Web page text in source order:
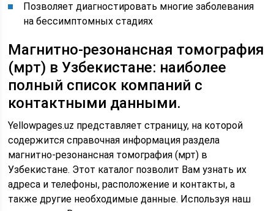
Позволяет диагностировать многие заболевания
на бессимптомных стадиях
Магнитно-резонансная томография
(мрт) в Узбекистане: наиболее
полный список компаний с
контактными данными.
Yellowpages.uz представляет страницу, на которой
содержится справочная информация раздела
магнитно-резонансная томография (мрт) в
Узбекистане. Этот каталог позволит Вам узнать их
адреса и телефоны, расположение и контакты, а
также другие необходимые данные. Используя наш